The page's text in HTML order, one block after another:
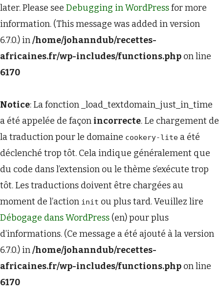
later. Please see Debugging in WordPressfor more
information. (This message was added in version
6.7.0.) in/home/johanndub/recettes-
africaines.fr/wp-includes/functions.php on line
6170
Notice: La fonction _load_textdomain_just_in_time
a été appelée de façon incorrecte. Le chargement de
la traduction pour le domaine cookery-lite a été
déclenché trop tôt. Cela indique généralement que
du code dans l’extension ou le thème s’exécute trop
tôt. Les traductions doivent être chargées au
moment de l’action init ou plus tard. Veuillez lire
Débogage dans WordPress (en) pour plus
d’informations. (Ce message a été ajouté à la version
6.7.0.) in/home/johanndub/recettes-
africaines.fr/wp-includes/functions.php on line
6170